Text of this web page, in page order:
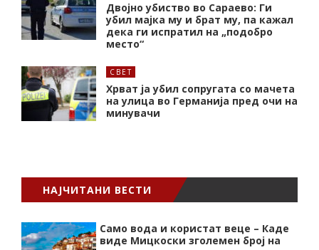
Двојно убиство во Сараево: Ги
убил мајка му и брат му, па кажал
дека ги испратил на „подобро
место“
СВЕТ
Хрват ја убил сопругата со мачета
на улица во Германија пред очи на
минувачи
НАЈЧИТАНИ ВЕСТИ
Само вода и користат веце – Каде
виде Мицкоски зголемен број на